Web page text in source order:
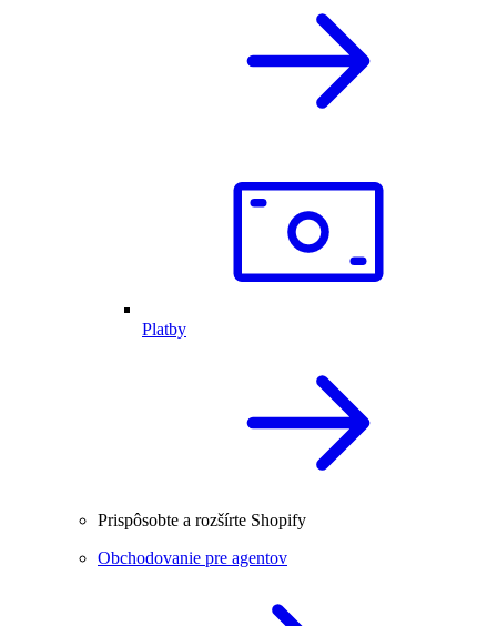
Platby
Prispôsobte a rozšírte Shopify
Obchodovanie pre agentov